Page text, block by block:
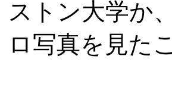
ストン大学か
ロ写真を見た